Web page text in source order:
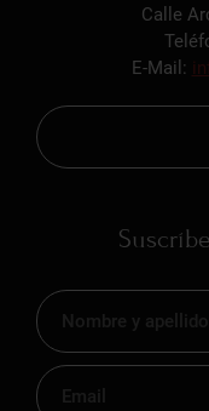
Calle
E-Mail: